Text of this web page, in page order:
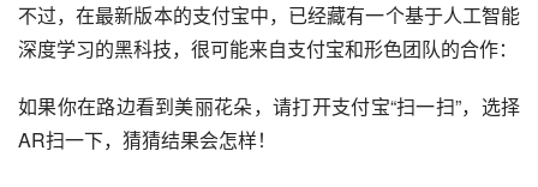
不过，在最新版本的支付宝中，已经藏有一个基于人工智能
深度学习的黑科技，很可能来自支付宝和形色团队的合作：
如果你在路边看到美丽花朵，请打开支付宝“扫一扫”，选择
AR扫一下，猜猜结果会怎样！